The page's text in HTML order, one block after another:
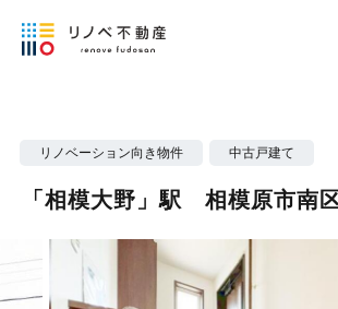
リノベーション向き物件 中古戸建て
「相模大野」駅 相模原市南